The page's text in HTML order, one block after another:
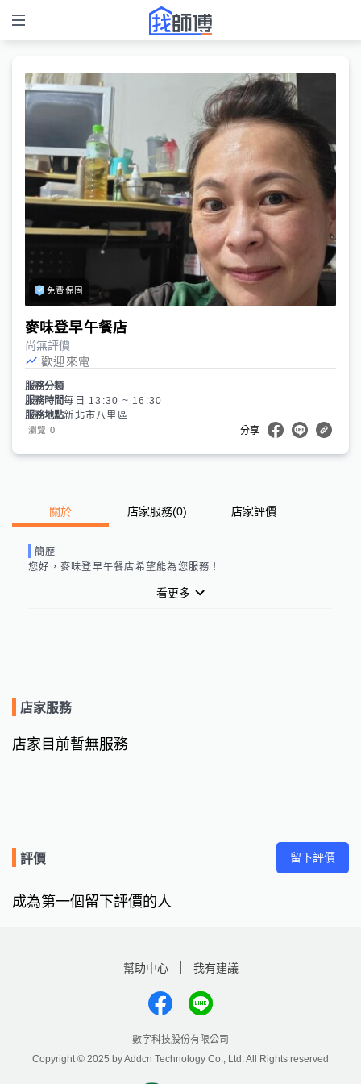
免費保固
麥味登早午餐店
尚無評價
歡迎來電
服務分類
服務時間每日 13:30 ~ 16:30
服務地點新北市八里區
瀏覽 0 分享
關於 店家服務(0) 店家評價
簡歷
您好， 麥味登早午餐店希望能為您服務！
看更多
店家服務
店家目前暫無服務
評價 留下評價
成為第一個留下評價的人
幫助中心 我有建議
數字科技股份有限公司
Copyright © 2025 by Addcn Technology Co., Ltd. All Rights reserved